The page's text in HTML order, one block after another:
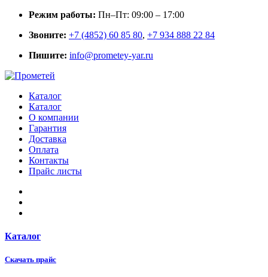
Режим работы: Пн–Пт: 09:00 – 17:00
Звоните: +7 (4852) 60 85 80, +7 934 888 22 84
Пишите: info@prometey-yar.ru
Каталог
Каталог
О компании
Гарантия
Доставка
Оплата
Контакты
Прайс листы
Каталог
Скачать прайс